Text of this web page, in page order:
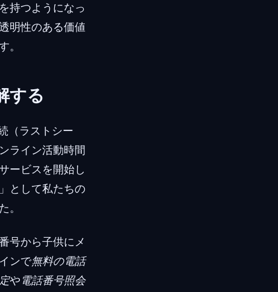
持つようになっ
明性のある価値
。
する
（ラストシー
ライン活動時間
ービスを開始し
として私たちの
。
号から子供にメ
ンで無料の電話
や 電話番号照会